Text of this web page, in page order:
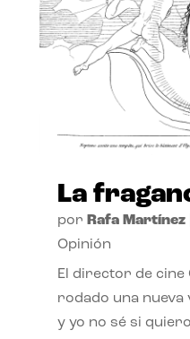
La
por Rafa Martínez|
Opinión
El director de
rodado una nueva
y yo no sé si